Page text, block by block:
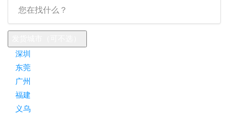
深圳
东莞
广州
福建
义乌